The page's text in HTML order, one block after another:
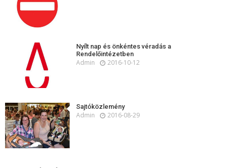
Nyílt nap és önkéntes véradás a
Rendelőintézetben
Admin 2016-10-12
Sajtóközlemény
Admin 2016-08-29